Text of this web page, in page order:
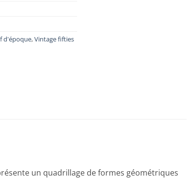
d'époque,Vintage fifties
un quadrillage de formes géométriques